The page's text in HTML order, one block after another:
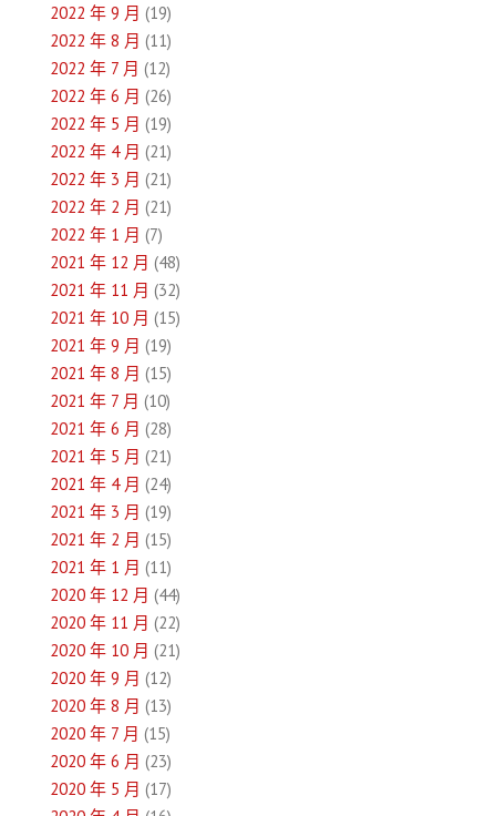
2022 年 9 月 (19)
2022 年 8 月 (11)
2022 年 7 月 (12)
2022 年 6 月 (26)
2022 年 5 月 (19)
2022 年 4 月 (21)
2022 年 3 月 (21)
2022 年 2 月 (21)
2022 年 1 月 (7)
2021 年 12 月 (48)
2021 年 11 月 (32)
2021 年 10 月 (15)
2021 年 9 月 (19)
2021 年 8 月 (15)
2021 年 7 月 (10)
2021 年 6 月 (28)
2021 年 5 月 (21)
2021 年 4 月 (24)
2021 年 3 月 (19)
2021 年 2 月 (15)
2021 年 1 月 (11)
2020 年 12 月 (44)
2020 年 11 月 (22)
2020 年 10 月 (21)
2020 年 9 月 (12)
2020 年 8 月 (13)
2020 年 7 月 (15)
2020 年 6 月 (23)
2020 年 5 月 (17)